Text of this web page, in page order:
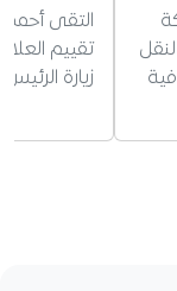
إضافية
التقى
تقييم
زيارة